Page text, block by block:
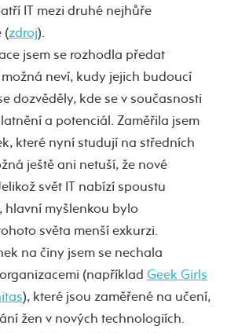
IT mezi druhé nejhůře
(zdroj).
jsem se rozhodla předat
neví, kudy jejich budoucí
dozvěděly, kde se v současnosti
a potenciál. Zaměřila jsem
které nyní studují na středních
ještě ani netuší, že nové
svět IT nabízí spoustu
hlavní myšlenkou bylo
světa menší exkurzi.
na činy jsem se nechala
(například Geek Girls
), které jsou zaměřené na učení,
žen v nových technologiích.